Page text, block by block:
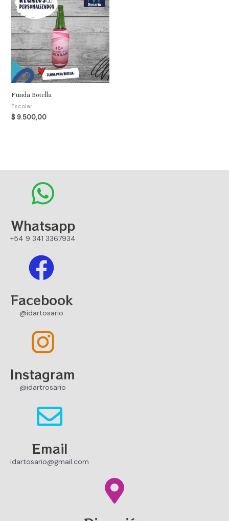
Funda Botella
Escolar
$9.500,00
Whatsapp
+54 9 341 3367934
Facebook
@idartosario
Instagram
@idartrosario
Email
idartosario@gmail.com